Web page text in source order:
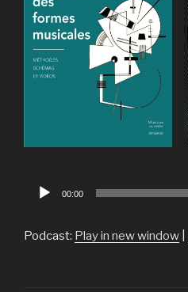
Lecteur
00:00
Podcast: Play in new window